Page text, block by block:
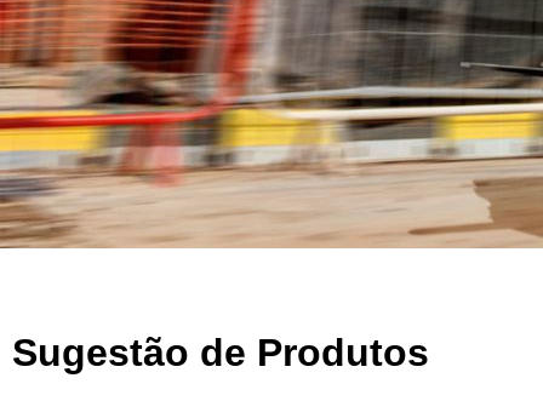
Sugestão de Produtos